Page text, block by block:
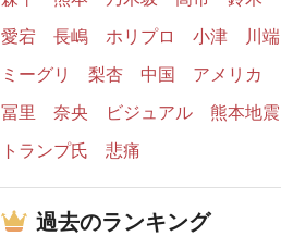
愛宕
長嶋 ホリプロ 小津
川端
ミーグリ
梨杏 中国
アメリカ
冨里
奈央 ビジュアル
熊本地震
トランプ氏
悲痛
過去のランキング